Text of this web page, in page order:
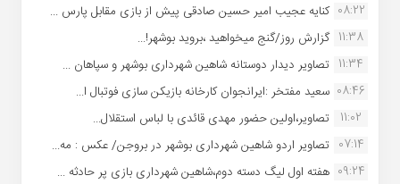
08:22 کنایه عجیب امیر حسین صادقی پیش از بازی مقابل پارس ...
11:38 گزارش روز/گنج میخواهید ،بروید بوشهر!...
11:34 تصاویر دیدار دوستانه شاهین شهردارى بوشهر و سپاهان ...
08:46 سعید مفتخر :ایرانجوان کارخانه بازیکن سازی فوتبال ا...
11:02
تصاویر،اولین حضور مهدی قائدی با لباس استقلال...
07:14 تصاویر اردو شاهین شهرداری بوشهر در بروجن/ عکس : مه...
09:24 هفته اول لیگ دسته دوم،شاهین شهرداری بازی پر حادثه ...